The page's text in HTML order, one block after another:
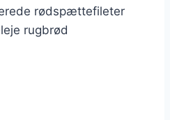
rødspættefileter
rugbrød